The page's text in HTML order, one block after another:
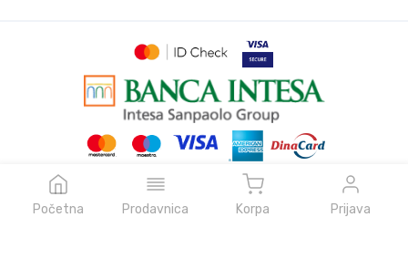
Početna Prodavnica Korpa Prijava
© Sva prava zadržava pcboomboom.rs, 2026
Powered by
NeonVoid Code